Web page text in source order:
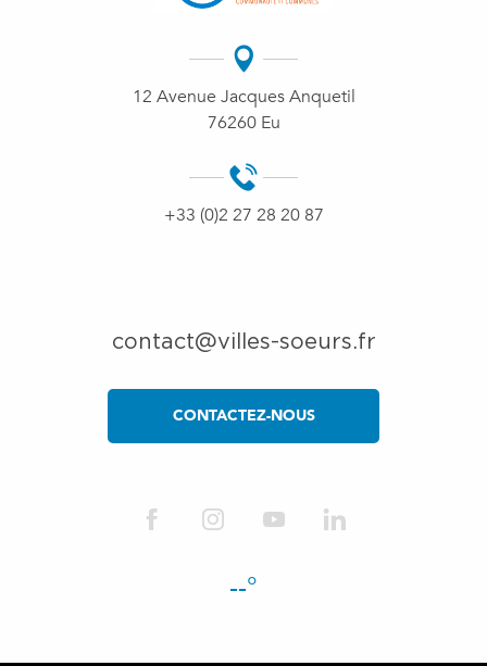
12 Avenue Jacques Anquetil
76260 Eu
+33 (0)2 27 28 20 87
contact@villes-soeurs.fr
CONTACTEZ-NOUS
--°